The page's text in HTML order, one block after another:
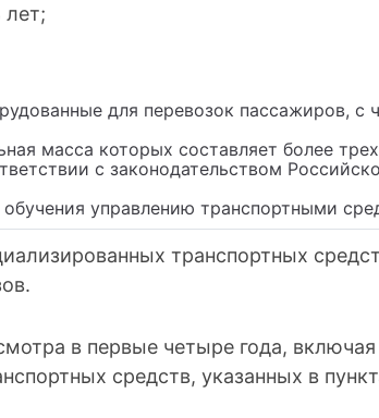
для перевозок пассажиров,
масса которых составляет более
с законодательством
управлению транспортными
транспортных
в первые четыре года,
средств, указанных в